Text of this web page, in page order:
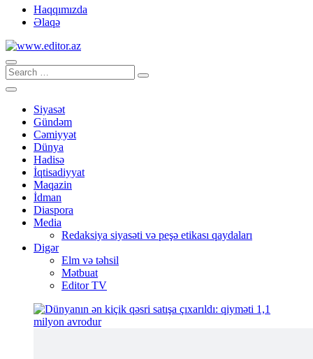
Haqqımızda
Əlaqə
Siyasət
Gündəm
Cəmiyyət
Dünya
Hadisə
İqtisadiyyat
Maqazin
İdman
Diaspora
Media
Redaksiya siyasəti və peşə etikası qaydaları
Digər
Elm və təhsil
Mətbuat
Editor TV